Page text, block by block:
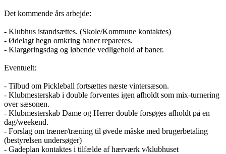
Det kommende års arbejde:
- Klubhus istandsættes. (Skole/Kommune kontaktes)
- Ødelagt hegn omkring baner repareres.
- Klargøringsdag og løbende vedligehold af baner.
Eventuelt:
- Tilbud om Pickleball fortsættes næste vintersæson.
- Klubmesterskab i double forventes igen afholdt som mix-turnering
over sæsonen.
- Klubmesterskab Dame og Herrer double forsøges afholdt på en
dag/weekend.
- Forslag om træner/træning til øvede måske med brugerbetaling
(bestyrelsen undersøger)
- Gadeplan kontaktes i tilfælde af hærværk v/klubhuset